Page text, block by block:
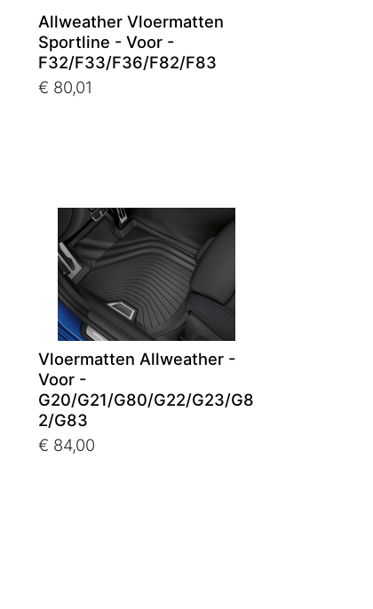
Allweather Vloermatten
Sportline - Voor -
F32/F33/F36/F82/F83
€ 80,01
Vloermatten Allweather -
Voor -
G20/G21/G80/G22/G23/G8
2/G83
€ 84,00